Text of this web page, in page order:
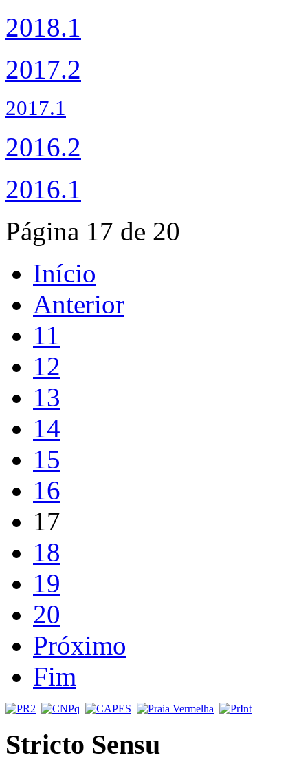
2018.1
2017.2
2017.1
2016.2
2016.1
Página 17 de 20
Início
Anterior
11
12
13
14
15
16
17
18
19
20
Próximo
Fim
Stricto Sensu